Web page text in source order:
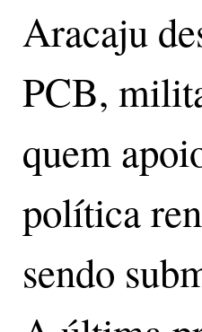
Aracaju
PCB,
quem
política
sendo